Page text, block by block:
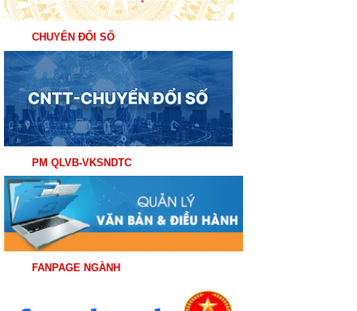
CHUYỂN ĐỔI SỐ
PM QLVB-VKSNDTC
FANPAGE NGÀNH